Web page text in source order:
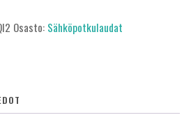
Osasto: Sähköpotkulaudat